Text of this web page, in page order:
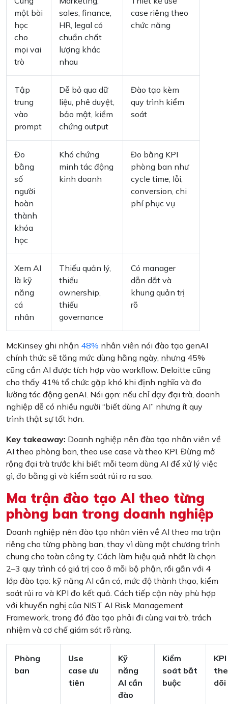
một bài
học
cho
mọi vai
trò
sales, finance,
HR, legal có
chuẩn chất
lượng khác
nhau
case riêng theo
chức năng
Tập
trung
vào
prompt
Dễ bỏ qua dữ
liệu, phê duyệt,
bảo mật, kiểm
chứng output
Đào tạo kèm
quy trình kiểm
soát
Đo
bằng
số
người
hoàn
thành
khóa
học
Khó chứng
minh tác động
kinh doanh
Đo bằng KPI
phòng ban như
cycle time, lỗi,
conversion, chi
phí phục vụ
Xem AI
là kỹ
năng
cá
nhân
Thiếu quản lý,
thiếu
ownership,
thiếu
governance
Có manager
dẫn dắt và
khung quản trị
rõ
McKinsey ghi nhận 48% nhân viên nói đào tạo genAI
chính thức sẽ tăng mức dùng hằng ngày, nhưng 45%
cũng cần AI được tích hợp vào workflow. Deloitte cũng
cho thấy 41% tổ chức gặp khó khi định nghĩa và đo
lường tác động genAI. Nói gọn: nếu chỉ dạy đại trà, doanh
nghiệp dễ có nhiều người “biết dùng AI” nhưng ít quy
trình thật sự tốt hơn.
Key takeaway: Doanh nghiệp nên đào tạo nhân viên về
AI theo phòng ban, theo use case và theo KPI. Đừng mở
rộng đại trà trước khi biết mỗi team dùng AI để xử lý việc
gì, đo bằng gì và kiểm soát rủi ro ra sao.
Ma trận đào tạo AI theo từng
phòng ban trong doanh nghiệp
Doanh nghiệp nên đào tạo nhân viên về AI theo ma trận
riêng cho từng phòng ban, thay vì dùng một chương trình
chung cho toàn công ty. Cách làm hiệu quả nhất là chọn
2–3 quy trình có giá trị cao ở mỗi bộ phận, rồi gắn với 4
lớp đào tạo: kỹ năng AI cần có, mức độ thành thạo, kiểm
soát rủi ro và KPI đo kết quả. Cách tiếp cận này phù hợp
với khuyến nghị của NIST AI Risk Management
Framework, trong đó đào tạo phải đi cùng vai trò, trách
nhiệm và cơ chế giám sát rõ ràng.
Phòng
ban
Use
case ưu
tiên
Kỹ
năng
AI cần
đào
Kiểm
soát bắt
buộc
KPI
dõi